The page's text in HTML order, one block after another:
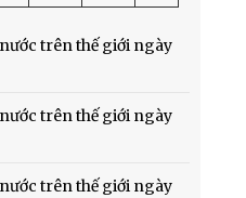
trên thế giới ngày
trên thế giới ngày
trên thế giới ngày